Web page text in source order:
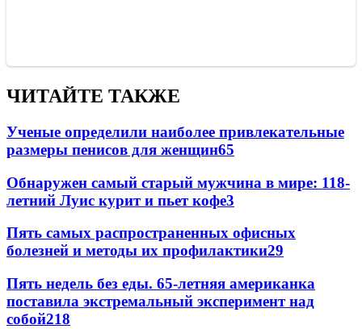
ЧИТАЙТЕ ТАКЖЕ
Ученые определили наиболее привлекательные
размеры пенисов для женщин65
Обнаружен самый старый мужчина в мире: 118-
летний Луис курит и пьет кофе3
Пять самых распространенных офисных
болезней и методы их профилактики29
Пять недель без еды. 65-летняя американка
поставила экстремальный эксперимент над
собой218